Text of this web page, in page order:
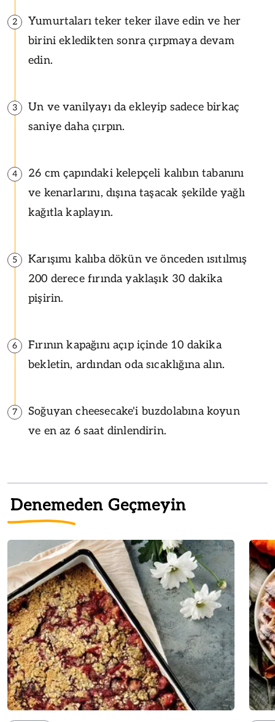
2
Yumurtaları teker teker ilave edin ve her
birini ekledikten sonra çırpmaya devam
edin.
3
Un ve vanilyayı da ekleyip sadece birkaç
saniye daha çırpın.
4
26 cm çapındaki kelepçeli kalıbın tabanını
ve kenarlarını, dışına taşacak şekilde yağlı
kağıtla kaplayın.
5
Karışımı kalıba dökün ve önceden ısıtılmış
200 derece fırında yaklaşık 30 dakika
pişirin.
6
Fırının kapağını açıp içinde 10 dakika
bekletin, ardından oda sıcaklığına alın.
7
Soğuyan cheesecake'i buzdolabına koyun
ve en az 6 saat dinlendirin.
Denemeden Geçmeyin